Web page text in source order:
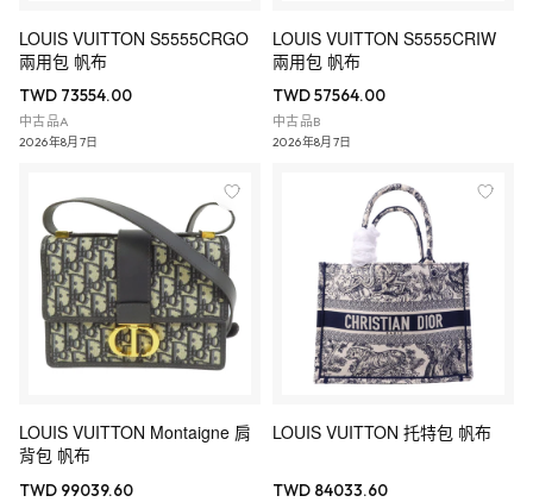
LOUIS VUITTON S5555CRGO
兩用包 帆布
TWD 73554.00
中古品A
2026年8月7日
LOUIS VUITTON S5555CRIW
兩用包 帆布
TWD 57564.00
中古品B
2026年8月7日
LOUIS VUITTON Montaigne 肩
背包 帆布
TWD 99039.60
LOUIS VUITTON 托特包 帆布
TWD 84033.60